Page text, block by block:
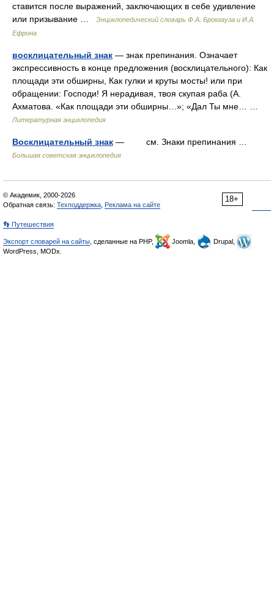
ставится после выражений, заключающих в себе удивление
или призывание …
Энциклопедический словарь Ф.А. Брокгауза и И.А.
Ефрона
восклицательный знак — знак препинания. Означает
экспрессивность в конце предложения (восклицательного): Как
площади эти обширны, Как гулки и круты мосты! или при
обращении: Господи! Я нерадивая, твоя скупая раба (А.
Ахматова. «Как площади эти обширны…»; «Дал Ты мне… …
Литературная энциклопедия
Восклицательный знак — см. Знаки препинания …
Большая советская энциклопедия
18+
© Академик, 2000-2026
Обратная связь: Техподдержка Реклама на сайте
👣 Путешествия
Экспорт словарей на сайты , сделанные на PHP, Joomla,
Drupal,
WordPress, MODx.